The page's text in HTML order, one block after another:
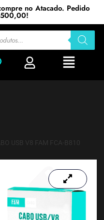
no Atacado. Pedido
500,00!
USB V8 FAM FCA-B810